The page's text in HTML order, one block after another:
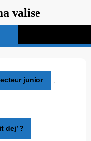
valise
junior
dej’ ?